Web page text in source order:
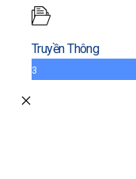
Truyền Thông
3